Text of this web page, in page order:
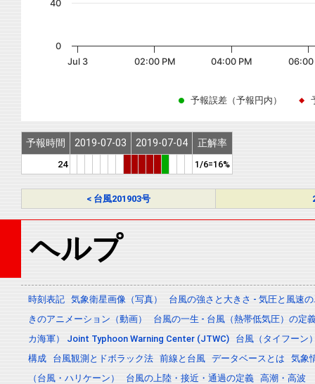
予報誤差（予報円内）
Jul 3 02:00 PM 04:00 PM 06:00
0
40
予報時間 2019-07-03 2019-07-04 正解率
24 1/6=16%
< 台風201903号
ヘルプ
時刻表記 気象衛星画像（写真）
台風の強さと大きさ - 気圧と風速
きのアニメーション（動画）
台風の一生 - 台風（熱帯低気圧）の定
カ海軍） Joint Typhoon Warning Center (JTWC)
台風（タイフーン
構成
台風観測とドボラック法 前線と台風 データベースとは
気象
（台風・ハリケーン）
台風の上陸・接近・通過の定義 高潮・高波